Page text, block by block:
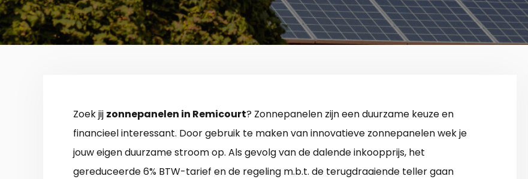
Zoek jij zonnepanelen in Remicourt? Zonnepanelen zijn een duurzame keuze en
financieel interessant. Door gebruik te maken van innovatieve zonnepanelen wek je
jouw eigen duurzame stroom op. Als gevolg van de dalende inkoopprijs, het
gereduceerde 6% BTW-tarief en de regeling m.b.t. de terugdraaiende teller gaan